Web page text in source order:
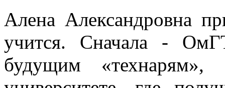
Алена Александровна
учится. Сначала -
будущим